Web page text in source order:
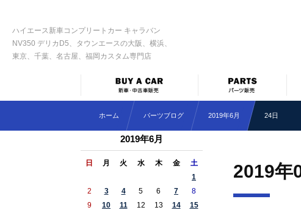
ハイエース新車コンプリートカー キャラバン
NV350 デリカD5、タウンエースの大阪、横浜、
東京、千葉、名古屋、福岡カスタム専門店
ホーム パーツブログ 2019年6月 24日
2019年
2019年6月
日 月 火 水 木 金 土
1
2
3 4 5 6 7
8
9
10 11 12 13 14
15